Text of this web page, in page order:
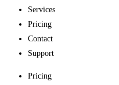
Services
Pricing
Contact
Support
Pricing